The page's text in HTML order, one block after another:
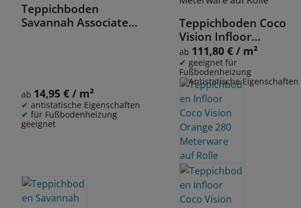
Details
Teppichboden
Savannah Associated
Regulärer Preis:
ab 14,95 € / m²
antistatische Eigenschaften
für Fußbodenheizung
geeignet
Details
Teppichboden Coco
Vision Infloor
Meterware auf Rolle
Regulärer Preis:
ab 111,80 € / m²
geeignet für
Fußbodenheizung
Antistatische Eigenschaften